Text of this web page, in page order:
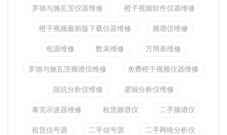
罗德与施瓦茨仪器维修 橙子视频软件仪器维修
橙子视频最新版下载仪器维修 频谱仪维修
电源维修 数采维修 万用表维修
罗德与施瓦茨频谱仪维修 免费橙子视频仪器维修
阻抗分析仪维修 逻辑分析仪维修
泰克示波器维修 租赁频谱仪 二手频谱仪
租赁信号源 二手信号源 二手网络分析仪